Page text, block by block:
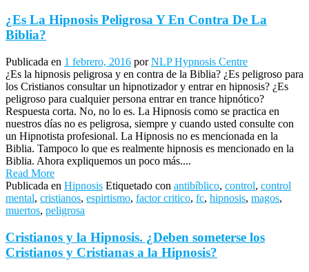
¿Es La Hipnosis Peligrosa Y En Contra De La
Biblia?
Publicada en 1 febrero, 2016 porNLP Hypnosis Centre
¿Es la hipnosis peligrosa y en contra de la Biblia? ¿Es peligroso para
los Cristianos consultar un hipnotizador y entrar en hipnosis? ¿Es
peligroso para cualquier persona entrar en trance hipnótico?
Respuesta corta. No, no lo es. La Hipnosis como se practica en
nuestros días no es peligrosa, siempre y cuando usted consulte con
un Hipnotista profesional. La Hipnosis no es mencionada en la
Biblia. Tampoco lo que es realmente hipnosis es mencionado en la
Biblia. Ahora expliquemos un poco más....
Read More
Publicada en Hipnosis Etiquetado con antibíblico, control, control
mental, cristianos, espirtismo, factor critico, fc, hipnosis, magos,
muertos, peligrosa
Cristianos y la Hipnosis. ¿Deben someterse los
Cristianos y Cristianas a la Hipnosis?